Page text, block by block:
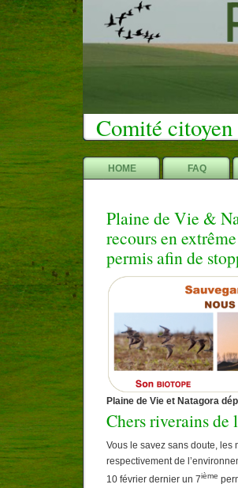
Comité citoyen
HOME FAQ
Plaine de Vie &
recours en
permis afin de
Plaine de Vie et Natagora
Chers riverains de
Vous le savez sans doute, les
respectivement de
10 février dernier un 7ième